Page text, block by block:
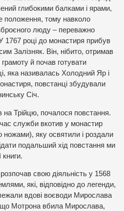
глибокими балками і ярами,
положення, тому навколо
люду – переважно
У 1767 році до монастиря прибув
Залізняк. Він, нібито, отримав
й почав готувати
яка називалась Холодний Яр і
повстанці збудували
Січ.
на Трійцю, почалося повстання.
служби вкотив у монастир
ножами), яку освятили і роздали
подальший хід повстання ми
свою діяльність у 1568
які, відповідно до легенди,
вдові воєводи Мирослава
що Мотрона вбила Мирослава,